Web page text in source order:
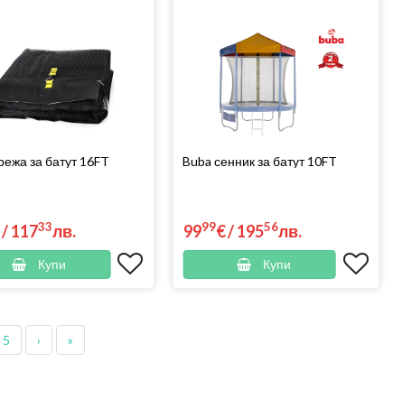
за батут 16FT
/11733лв.
Купи
Buba сенник за батут 10FT
9999€/19556лв.
Купи
5 › »